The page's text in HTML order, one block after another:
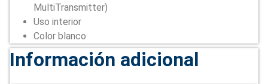
MultiTransmitter)
Uso interior
Color blanco
Información adicional